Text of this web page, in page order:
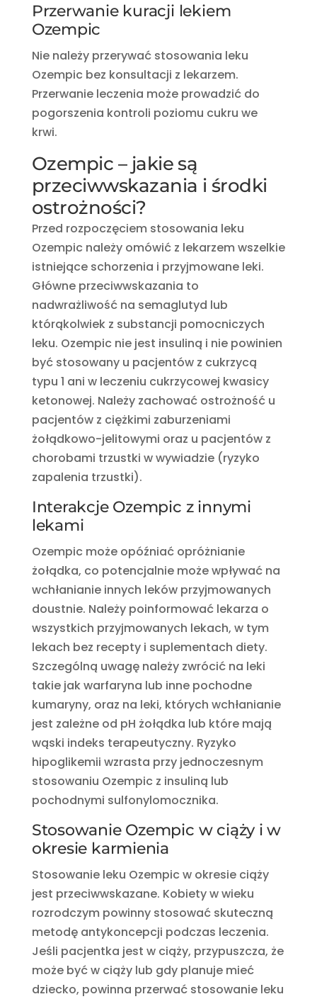
Przerwanie kuracji lekiem
Ozempic
Nie należy przerywać stosowania leku
Ozempic bez konsultacji z lekarzem.
Przerwanie leczenia może prowadzić do
pogorszenia kontroli poziomu cukru we
krwi.
Ozempic – jakie są
przeciwwskazania i środki
ostrożności?
Przed rozpoczęciem stosowania leku
Ozempic należy omówić z lekarzem wszelkie
istniejące schorzenia i przyjmowane leki.
Główne przeciwwskazania to
nadwrażliwość na semaglutyd lub
którąkolwiek z substancji pomocniczych
leku. Ozempic nie jest insuliną i nie powinien
być stosowany u pacjentów z cukrzycą
typu 1 ani w leczeniu cukrzycowej kwasicy
ketonowej. Należy zachować ostrożność u
pacjentów z ciężkimi zaburzeniami
żołądkowo-jelitowymi oraz u pacjentów z
chorobami trzustki w wywiadzie (ryzyko
zapalenia trzustki).
Interakcje Ozempic z innymi
lekami
Ozempic może opóźniać opróżnianie
żołądka, co potencjalnie może wpływać na
wchłanianie innych leków przyjmowanych
doustnie. Należy poinformować lekarza o
wszystkich przyjmowanych lekach, w tym
lekach bez recepty i suplementach diety.
Szczególną uwagę należy zwrócić na leki
takie jak warfaryna lub inne pochodne
kumaryny, oraz na leki, których wchłanianie
jest zależne od pH żołądka lub które mają
wąski indeks terapeutyczny. Ryzyko
hipoglikemii wzrasta przy jednoczesnym
stosowaniu Ozempic z insuliną lub
pochodnymi sulfonylomocznika.
Stosowanie Ozempic w ciąży i w
okresie karmienia
Stosowanie leku Ozempic w okresie ciąży
jest przeciwwskazane. Kobiety w wieku
rozrodczym powinny stosować skuteczną
metodę antykoncepcji podczas leczenia.
Jeśli pacjentka jest w ciąży, przypuszcza, że
może być w ciąży lub gdy planuje mieć
dziecko, powinna przerwać stosowanie leku